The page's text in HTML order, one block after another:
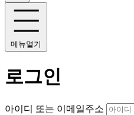
메뉴열기
로그인
아이디 또는 이메일주소